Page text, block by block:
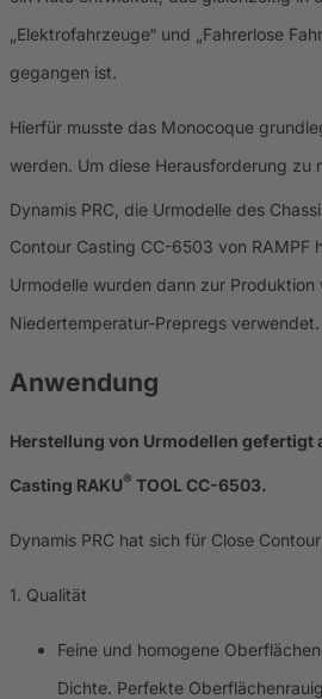
„Elektrofahrzeuge“ und „Fahrerlose
gegangen ist.
Hierfür musste das Monocoque
werden. Um diese Herausforderung zu
Dynamis PRC, die Urmodelle des
Contour Casting CC-6503 von RAMPF
Urmodelle wurden dann zur
Niedertemperatur-Prepregs verwendet.
Anwendung
Herstellung von Urmodellen gefertigt
Casting RAKU® TOOL CC-6503.
Dynamis PRC hat sich für Close
1. Qualität
Feine und homogene
Dichte. Perfekte